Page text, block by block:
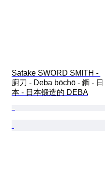
Satake SWORD SMITH -
廚刀 - Deba bōchō - 鋼 - 日
本 - 日本锻造的 DEBA